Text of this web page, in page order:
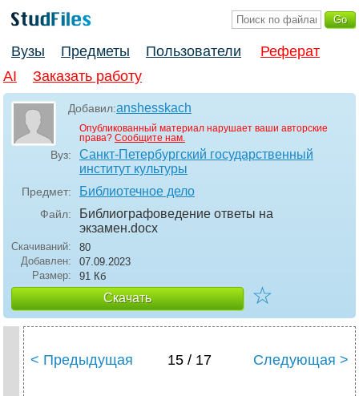
Вузы Предметы Пользователи
Реферат
AI
Заказать работу
Добавил:anshesskach
Опубликованный материал нарушает ваши авторские
права? Сообщите нам.
Вуз:
Санкт-Петербургский государственный
институт культуры
Предмет: Библиотечное дело
Файл:
Библиографоведение ответы на
экзамен.docx
Скачиваний:
80
Добавлен:
07.09.2023
Размер:
91 Кб
Скачать ☆
< Предыдущая 15 / 17 Следующая >